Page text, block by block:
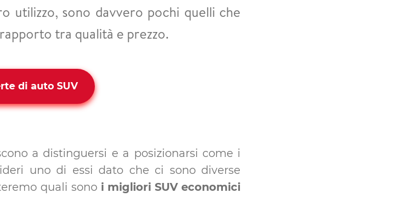
utilizzo, sono davvero pochi quelli che
tra qualità e prezzo.
di auto SUV
a distinguersi e a posizionarsi come i
uno di essi dato che ci sono diverse
quali sono i migliori SUV economici